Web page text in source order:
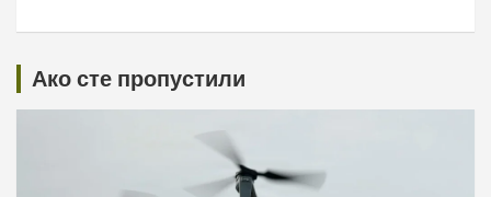
Ако сте пропустили